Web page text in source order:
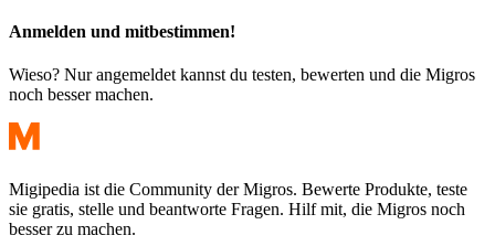
Anmelden und mitbestimmen!
Wieso? Nur angemeldet kannst du testen, bewerten und die Migros
noch besser machen.
Migipedia ist die Community der Migros. Bewerte Produkte, teste
sie gratis, stelle und beantworte Fragen. Hilf mit, die Migros noch
besser zu machen.